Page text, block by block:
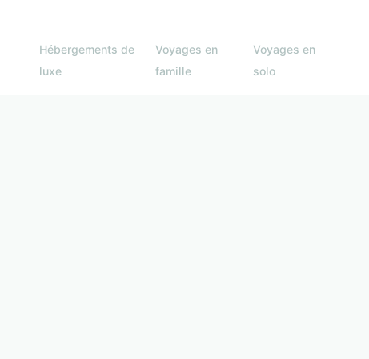
Hébergements de
luxe
Voyages en
famille
Voyages en
solo